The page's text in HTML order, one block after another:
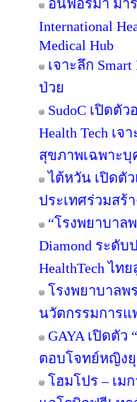
อินฟอร์มา มา
International
Medical Hub
เจาะลึก
ป่วย
SudoC เปิดตั
Health Tech เ
สุขภาพเฉพาะบุ
ไต้หวัน เปิดตัว
ประเทศร่วมส
“โรงพยาบาล
Diamond ระดั
HealthTech ไท
โรงพยาบาลพ
นวัตกรรมการ
GAYA เปิดตัว
ตอบโจทย์หญิง
โฮมโปร – เม